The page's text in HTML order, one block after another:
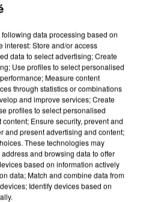
DZ MAFIA
following data processing based on
interest: Store and/or access
data to select advertising; Create
Use profiles to select personalised
Measure content
through statistics or combinations
and improve services; Create
profiles to select personalised
Ensure security, prevent and
and present advertising and content;
These technologies may
and browsing data to offer
based on information actively
data; Match and combine data from
Identify devices based on